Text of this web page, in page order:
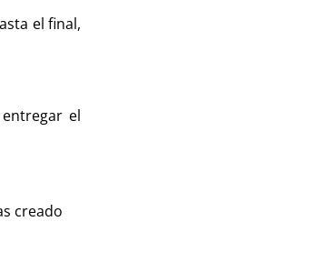
el final,
el
creado